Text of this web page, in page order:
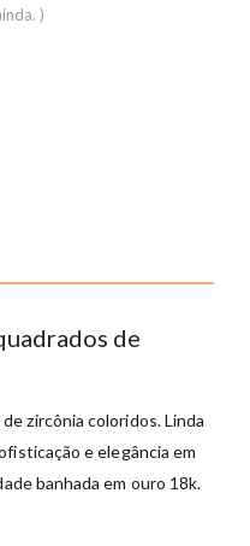
)
de
zircônia coloridos. Linda
e elegância em
banhada em ouro 18k.